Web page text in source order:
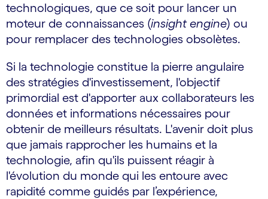
technologiques, que ce soit pour lancer un
moteur de connaissances (insight engine) ou
pour remplacer des technologies obsolètes.
Si la technologie constitue la pierre angulaire
des stratégies d'investissement, l'objectif
primordial est d'apporter aux collaborateurs les
données et informations nécessaires pour
obtenir de meilleurs résultats. L'avenir doit plus
que jamais rapprocher les humains et la
technologie, afin qu'ils puissent réagir à
l'évolution du monde qui les entoure avec
rapidité comme guidés par l’expérience,